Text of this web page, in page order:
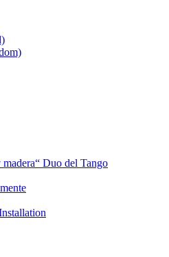
madera“ Duo del Tango